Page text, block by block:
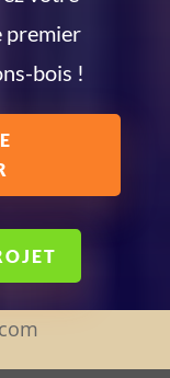
premier
bois !